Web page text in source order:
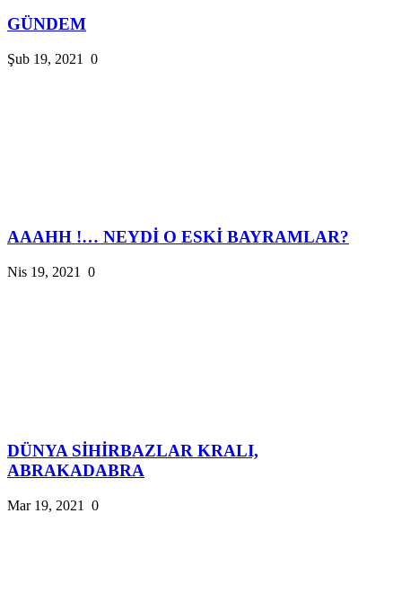
GÜNDEM
Şub 19, 2021 0
AAAHH !… NEYDİ O ESKİ BAYRAMLAR?
Nis 19, 2021 0
DÜNYA SİHİRBAZLAR KRALI,
ABRAKADABRA
Mar 19, 2021 0